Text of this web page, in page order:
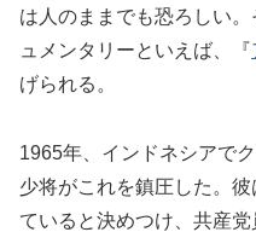
は人のままでも恐ろしい
ュメンタリーといえば、『
げられる。
1965年、インドネシアで
少将がこれを鎮圧した。
ていると決めつけ、共産